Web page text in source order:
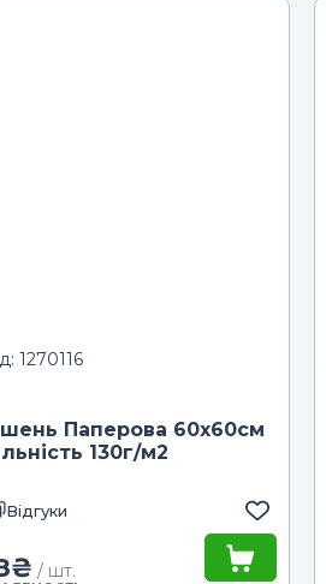
1270116
Паперова 60x60см
130г/м2
Відгуки
₴ / шт.